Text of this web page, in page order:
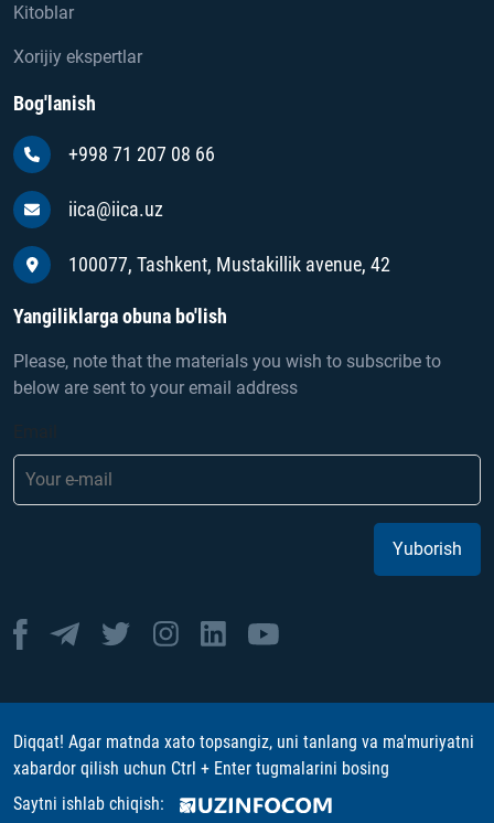
Kitoblar
Xorijiy ekspertlar
Bog'lanish
+998 71 207 08 66
iica@iica.uz
100077, Tashkent, Mustakillik avenue, 42
Yangiliklarga obuna bo'lish
Please, note that the materials you wish to subscribe to
below are sent to your email address
Yuborish
Diqqat! Agar matnda xato topsangiz, uni tanlang va ma'muriyatni
xabardor qilish uchun Ctrl + Enter tugmalarini bosing
Saytni ishlab chiqish: